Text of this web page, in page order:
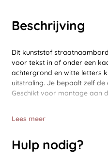
Beschrijving
Dit kunststof
voor tekst in of onder een
achtergrond en witte letters
uitstraling. Je bepaalt zelf
Geschikt voor montage aan
Lees meer
Hulp nodig?